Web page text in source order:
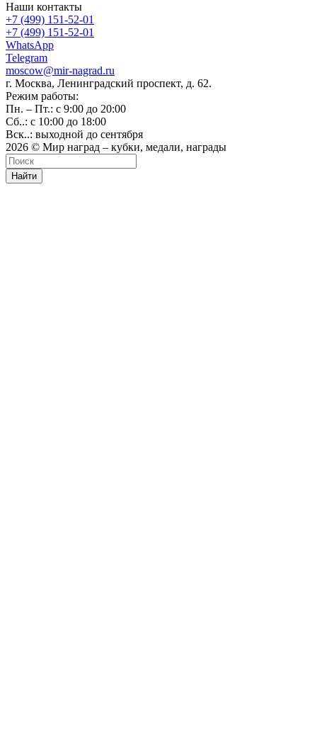
Наши контакты
+7 (499) 151-52-01
+7 (499) 151-52-01
WhatsApp
Telegram
moscow@mir-nagrad.ru
г. Москва, Ленинградский проспект, д. 62.
Режим работы:
Пн. – Пт.: с 9:00 до 20:00
Сб..: с 10:00 до 18:00
Вск..: выходной до сентября
2026 © Мир наград – кубки, медали, награды
Найти